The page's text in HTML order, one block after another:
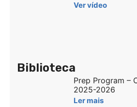
Ver vídeo
Biblioteca
Prep Program –
2025-2026
Ler mais